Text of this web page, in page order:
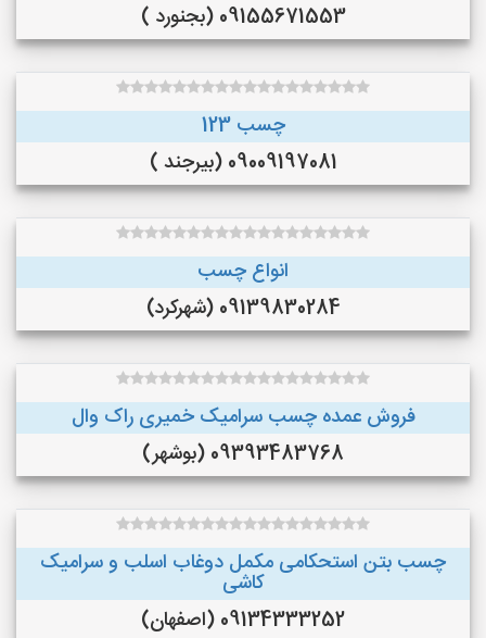
09155671553 (بجنورد )
چسب 123
09009197081 (بیرجند )
انواع چسب
09139830284 (شهرکرد)
فروش عمده چسب سرامیک خمیری راک وال
09393483768 (بوشهر)
چسب بتن استحکامی مکمل دوغاب اسلب و سرامیک
کاشی
09134333252 (اصفهان)